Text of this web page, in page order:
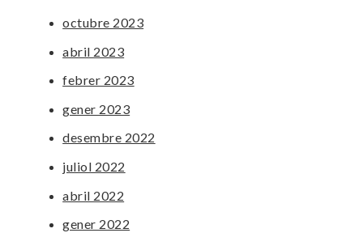
octubre 2023
abril 2023
febrer 2023
gener 2023
desembre 2022
juliol 2022
abril 2022
gener 2022